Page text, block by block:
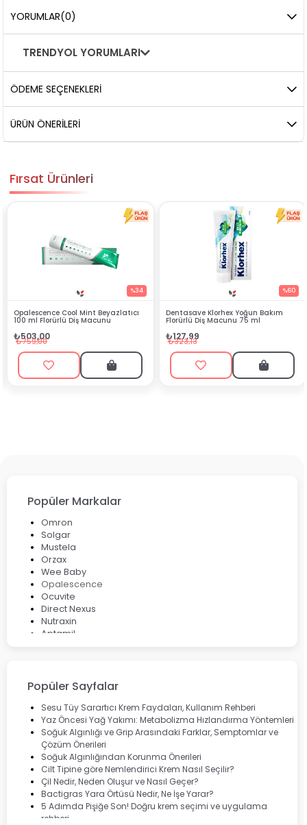
YORUMLAR(0)
TRENDYOL YORUMLARI
ÖDEME SEÇENEKLERI
ÜRÜN ÖNERILERI
Fırsat Ürünleri
%34
Mint Beyazlatıcı
Diş Macunu
%60
Dentasave Klorhex Yoğun Bakım
Florürlü Diş Macunu 75 ml
Black Berry
Popüler Markalar
Omron
Solgar
Mustela
Orzax
Wee Baby
Opalescence
Ocuvite
Direct Nexus
Nutraxin
Aptamil
Lansinoh
Cebrolux
Dermoskin
Marvis
Rcfarma
Popüler Sayfalar
Sesu Tüy Sarartıcı Krem Faydaları, Kullanım Rehberi
Yaz Öncesi Yağ Yakımı: Metabolizma Hızlandırma Yöntemleri
Soğuk Algınlığı ve Grip Arasındaki Farklar, Semptomlar ve
Çözüm Önerileri
Soğuk Algınlığından Korunma Önerileri
Cilt Tipine göre Nemlendirici Krem Nasıl Seçilir?
Çil Nedir, Neden Oluşur ve Nasıl Geçer?
Bactigras Yara Örtüsü Nedir, Ne İşe Yarar?
5 Adımda Pişiğe Son! Doğru krem seçimi ve uygulama
rehberi